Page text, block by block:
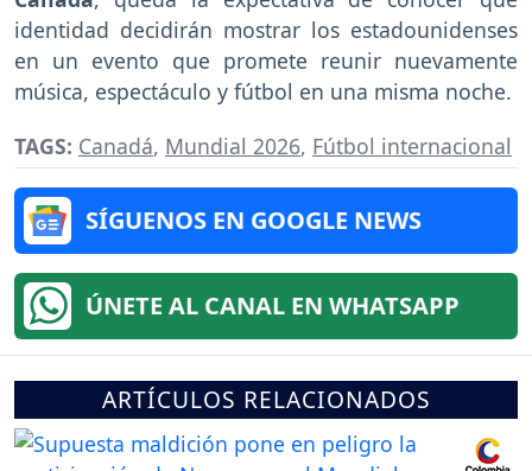
identidad decidirán mostrar los estadounidenses
en un evento que promete reunir nuevamente
música, espectáculo y fútbol en una misma noche.
TAGS: Canadá, Mundial 2026, Fútbol internacional
SÍGUENOS EN GOOGLE NEWS
ÚNETE AL CANAL EN WHATSAPP
ARTÍCULOS RELACIONADOS